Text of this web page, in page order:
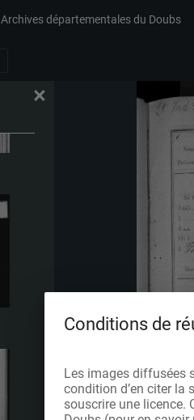
Archives départementales du Doubs
×
Conditions de
Les images diffusées
condition d’en citer la
souscrire une licence.